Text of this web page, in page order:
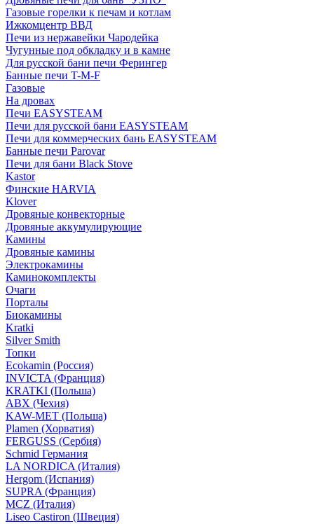
Газовые горелки к печам и котлам
Ижкомцентр ВВД
Печи из нержавейки Чародейка
Чугунные под обкладку и в камне
Для русской бани печи Ферингер
Банные печи T-M-F
Газовые
На дровах
Печи EASYSTEAM
Печи для русской бани EASYSTEAM
Печи для коммерческих бань EASYSTEAM
Банные печи Parovar
Печи для бани Black Stove
Kastor
Финские HARVIA
Klover
Дровяные конвекторные
Дровяные аккумулирующие
Камины
Дровяные камины
Электрокамины
Каминокомплекты
Очаги
Порталы
Биокамины
Kratki
Silver Smith
Топки
Ecokamin (Россия)
INVICTA (Франция)
KRATKI (Польша)
ABX (Чехия)
KAW-MET (Польша)
Plamen (Хорватия)
FERGUSS (Сербия)
Schmid Германия
LA NORDICA (Италия)
Hergom (Испания)
SUPRA (Франция)
MCZ (Италия)
Liseo Castiron (Швеция)